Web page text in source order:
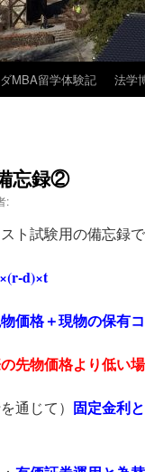
MBA留学体験記 法学
忘録②
:
ト試験用の備忘録で
d)×t
価格＋現物の保有
先物価格より低い
通じて） 固定金利